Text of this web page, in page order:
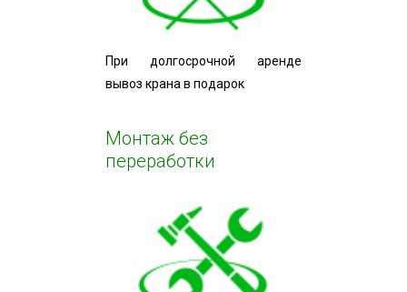
При долгосрочной аренде
вывоз крана в подарок
Монтаж без
переработки